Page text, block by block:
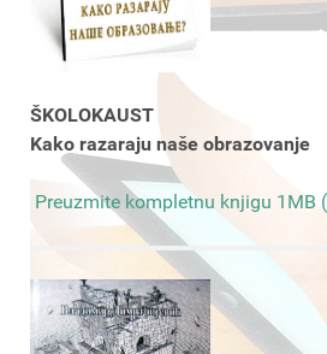
ŠKOLOKAUST
Kako razaraju naše obrazovanje
Preuzmite kompletnu knjigu 1MB